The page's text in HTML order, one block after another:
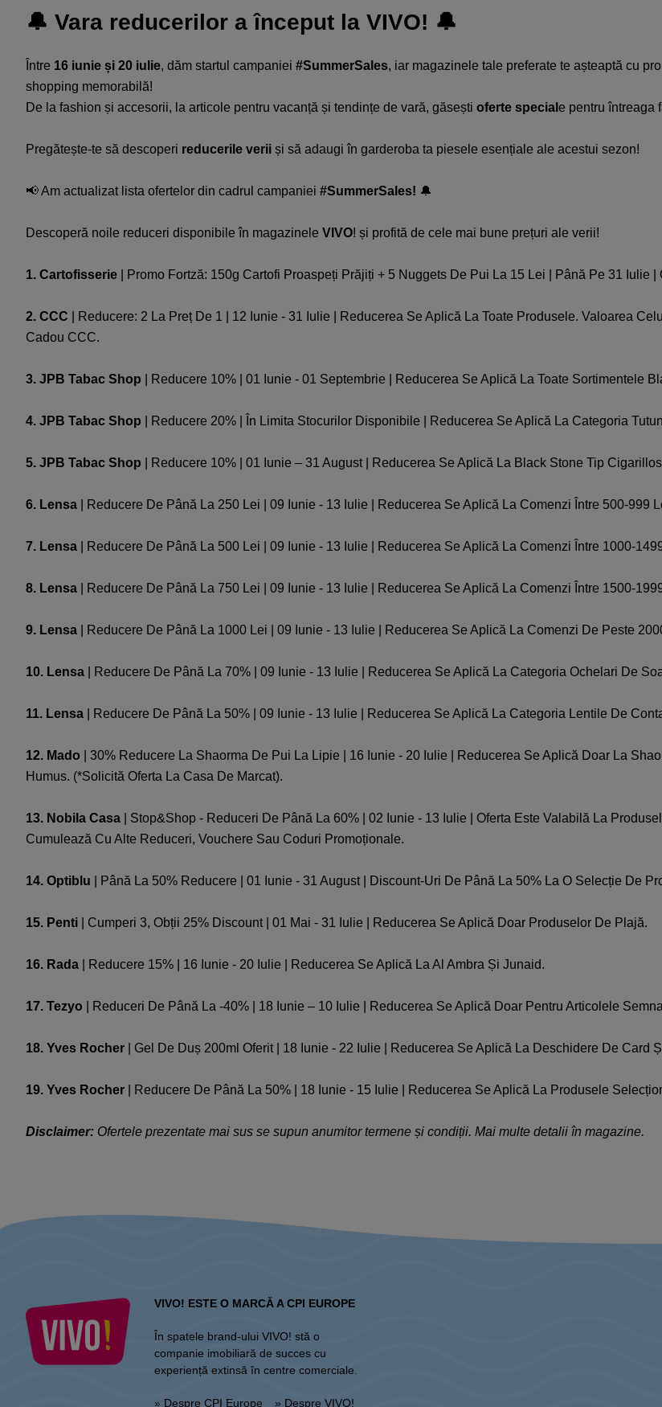
🔔 Vara reducerilor a început la VIVO! 🔔​
Între 16 iunie și 20 iulie, dăm startul campaniei #SummerSales, iar magazinele tale preferate te așteaptă cu
shopping memorabilă!​​
De la fashion și accesorii, la articole pentru vacanță și tendințe de vară, găsești oferte special e pentru întreaga
Pregătește-te să descoperi reducerile verii și să adaugi în garderoba ta piesele esențiale ale acestui sezon!
📢 Am actualizat lista ofertelor din cadrul campaniei #SummerSales! 🔔
Descoperă noile reduceri disponibile în magazinele VIVO! și profită de cele mai bune prețuri ale verii!
1. Cartofisserie | Promo Fortză: 150g Cartofi Proaspeți Prăjiți + 5 Nuggets De Pui La 15 Lei | Până Pe 31 Iulie |
2. CCC | Reducere: 2 La Preț De 1 | 12 Iunie - 31 Iulie | Reducerea Se Aplică La Toate Produsele. Valoarea
Cadou CCC.
3. JPB Tabac Shop | Reducere 10% | 01 Iunie - 01 Septembrie | Reducerea Se Aplică La Toate Sortimentele
4. JPB Tabac Shop | Reducere 20% | În Limita Stocurilor Disponibile | Reducerea Se Aplică La Categoria
5. JPB Tabac Shop | Reducere 10% | 01 Iunie – 31 August | Reducerea Se Aplică La Black Stone Tip
6. Lensa | Reducere De Până La 250 Lei | 09 Iunie - 13 Iulie | Reducerea Se Aplică La Comenzi Între 500-999
7. Lensa | Reducere De Până La 500 Lei | 09 Iunie - 13 Iulie | Reducerea Se Aplică La Comenzi Între 1000-
8. Lensa | Reducere De Până La 750 Lei | 09 Iunie - 13 Iulie | Reducerea Se Aplică La Comenzi Între 1500-
9. Lensa | Reducere De Până La 1000 Lei | 09 Iunie - 13 Iulie | Reducerea Se Aplică La Comenzi De Peste
10. Lensa | Reducere De Până La 70% | 09 Iunie - 13 Iulie | Reducerea Se Aplică La Categoria Ochelari De
11. Lensa | Reducere De Până La 50% | 09 Iunie - 13 Iulie | Reducerea Se Aplică La Categoria Lentile De
12. Mado | 30% Reducere La Shaorma De Pui La Lipie | 16 Iunie - 20 Iulie | Reducerea Se Aplică Doar La
Humus. (*Solicită Oferta La Casa De Marcat).
13. Nobila Casa | Stop&Shop - Reduceri De Până La 60% | 02 Iunie - 13 Iulie | Oferta Este Valabilă La
Cumulează Cu Alte Reduceri, Vouchere Sau Coduri Promoționale.
14. Optiblu | Până La 50% Reducere | 01 Iunie - 31 August | Discount-Uri De Până La 50% La O Selecție De
15. Penti | Cumperi 3, Obții 25% Discount | 01 Mai - 31 Iulie | Reducerea Se Aplică Doar Produselor De Plajă.
16. Rada | Reducere 15% | 16 Iunie - 20 Iulie | Reducerea Se Aplică La Al Ambra Și Junaid.
17. Tezyo | Reduceri De Până La -40% | 18 Iunie – 10 Iulie | Reducerea Se Aplică Doar Pentru Articolele
18. Yves Rocher | Gel De Duș 200ml Oferit | 18 Iunie - 22 Iulie | Reducerea Se Aplică La Deschidere De Card
19. Yves Rocher | Reducere De Până La 50% | 18 Iunie - 15 Iulie | Reducerea Se Aplică La Produsele
Disclaimer: Ofertele prezentate mai sus se supun anumitor termene și condiții. Mai multe detalii în magazine.
VIVO! ESTE O MARCĂ A CPI EUROPE
În spatele brand-ului VIVO! stă o
companie imobiliară de succes cu
experiență extinsă în centre comerciale.
» Despre CPI Europe » Despre VIVO!